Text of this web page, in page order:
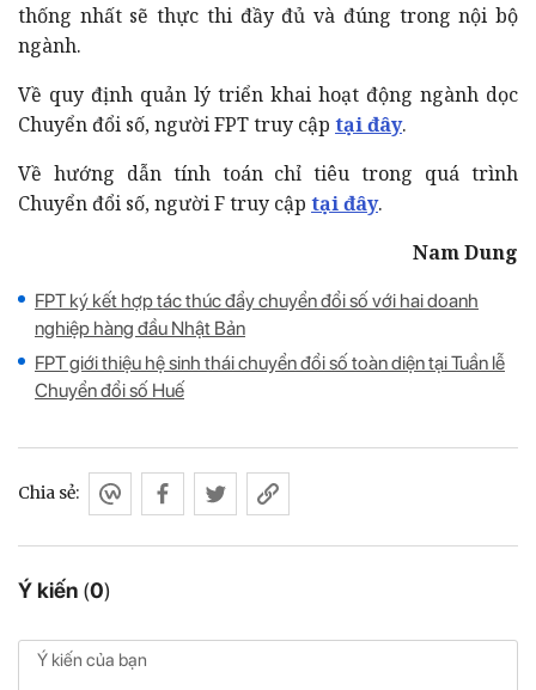
thống nhất sẽ thực thi đầy đủ và đúng trong nội bộ
ngành.
Về quy định quản lý triển khai hoạt động ngành dọc
Chuyển đổi số, người FPT truy cập tại đây.
Về hướng dẫn tính toán chỉ tiêu trong quá trình
Chuyển đổi số, người F truy cập tại đây.
Nam Dung
FPT ký kết hợp tác thúc đẩy chuyển đổi số với hai doanh
nghiệp hàng đầu Nhật Bản
FPT giới thiệu hệ sinh thái chuyển đổi số toàn diện tại Tuần lễ
Chuyển đổi số Huế
Ý kiến (0)
Chia sẻ: